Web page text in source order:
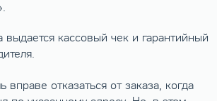
выдается кассовый чек и гарантийный
вправе отказаться от заказа, когда